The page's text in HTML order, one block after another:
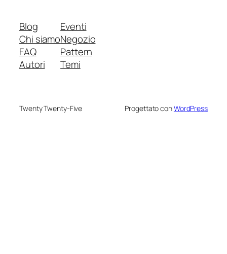
Blog
Chi siamo
FAQ
Autori
Eventi
Negozio
Pattern
Temi
Twenty Twenty-Five Progettato conWordPress